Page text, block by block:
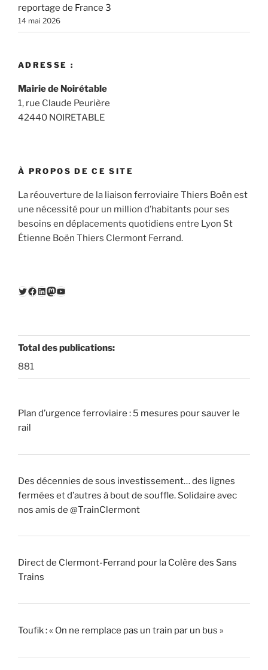
reportage de France 3
14 mai 2026
ADRESSE :
Mairie de Noirétable
1, rue Claude Peurière
42440 NOIRETABLE
À PROPOS DE CE SITE
La réouverture de la liaison ferroviaire Thiers Boën est
une nécessité pour un million d’habitants pour ses
besoins en déplacements quotidiens entre Lyon St
Étienne Boën Thiers Clermont Ferrand.
Twitter
Facebook
LinkedIn
Mastodon
YouTube
Total des publications:
881
Plan d’urgence ferroviaire : 5 mesures pour sauver le
rail
Des décennies de sous investissement… des lignes
fermées et d’autres à bout de souffle. Solidaire avec
nos amis de @TrainClermont
Direct de Clermont-Ferrand pour la Colère des Sans
Trains
Toufik : « On ne remplace pas un train par un bus »